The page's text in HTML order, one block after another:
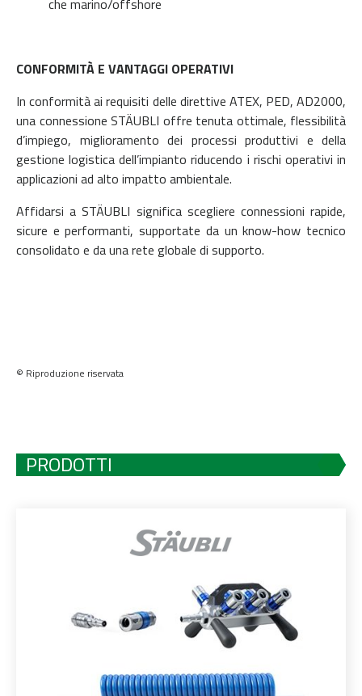
CONFORMITÀ E VANTAGGI OPERATIVI
In conformità ai requisiti delle direttive ATEX, PED, AD2000,
una connessione STÄUBLI offre tenuta ottimale, flessibilità
d’impiego, miglioramento dei processi produttivi e della
gestione logistica dell’impianto riducendo i rischi operativi in
applicazioni ad alto impatto ambientale.
Affidarsi a STÄUBLI significa scegliere connessioni rapide,
sicure e performanti, supportate da un know-how tecnico
consolidato e da una rete globale di supporto.
© Riproduzione riservata
PRODOTTI